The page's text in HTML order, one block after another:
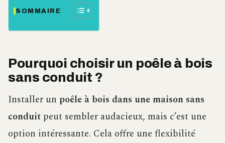
SOMMAIRE
Pourquoi choisir un poêle à bois
sans conduit ?
Installer un poêle à bois dans une maison sans
conduit peut sembler audacieux, mais c’est une
option intéressante. Cela offre une flexibilité